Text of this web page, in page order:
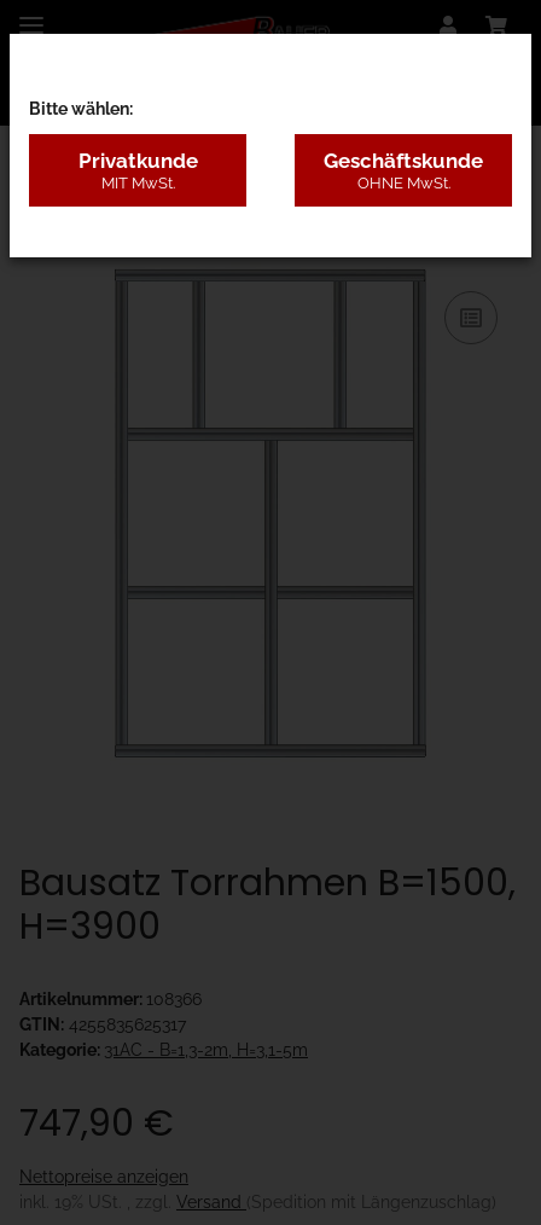
31AC - B=1,3-2m, H=3,1-5m
Bausatz Torrahmen B=1500,
H=3900
Artikelnummer: 108366
GTIN: 4255835625317
Kategorie: 31AC - B=1,3-2m, H=3,1-5m
747,90 €
Nettopreise anzeigen
inkl. 19% USt. , zzgl. Versand (Spedition mit Längenzuschlag)
Bitte wählen:
Privatkunde
MIT MwSt.
Geschäftskunde
OHNE MwSt.